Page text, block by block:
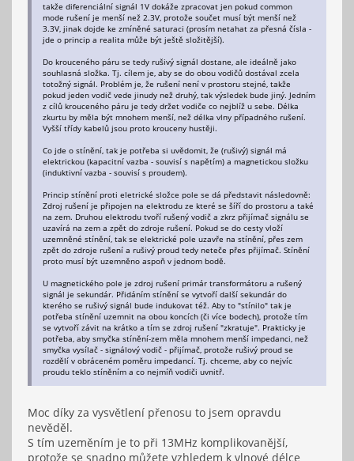
takže diferenciální signál 1V dokáže zpracovat jen pokud common
mode rušení je menší než 2.3V, protože součet musí být menší než
3.3V, jinak dojde ke zmíněné saturaci (prosím netahat za přesná čísla -
jde o princip a realita může být ještě složitější).
Do krouceného páru se tedy rušivý signál dostane, ale ideálně jako
souhlasná složka. Tj. cílem je, aby se do obou vodičů dostával zcela
totožný signál. Problém je, že rušení není v prostoru stejné, takže
pokud jeden vodič vede jinudy než druhý, tak výsledek bude jiný. Jedním
z cílů krouceného páru je tedy držet vodiče co nejblíž u sebe. Délka
zkurtu by měla být mnohem menší, než délka vlny případného rušení.
Vyšší třídy kabelů jsou proto krouceny hustěji.
Co jde o stínění, tak je potřeba si uvědomit, že (rušivý) signál má
elektrickou (kapacitní vazba - souvisí s napětím) a magnetickou složku
(induktivní vazba - souvisí s proudem).
Princip stínění proti eletrické složce pole se dá představit následovně:
Zdroj rušení je připojen na elektrodu ze které se šíří do prostoru a také
na zem. Druhou elektrodu tvoří rušený vodič a zkrz přijímač signálu se
uzavírá na zem a zpět do zdroje rušení. Pokud se do cesty vloží
uzemněné stínění, tak se elektrické pole uzavře na stínění, přes zem
zpět do zdroje rušení a rušivý proud tedy neteče přes přijímač. Stínění
proto musí být uzemněno aspoň v jednom bodě.
U magnetického pole je zdroj rušení primár transformátoru a rušený
signál je sekundár. Přidáním stínění se vytvoří další sekundár do
kterého se rušivý signál bude indukovat též. Aby to "stínilo" tak je
potřeba stínění uzemnit na obou koncích (či více bodech), protože tím
se vytvoří závit na krátko a tím se zdroj rušení "zkratuje". Prakticky je
potřeba, aby smyčka stínění-zem měla mnohem menší impedanci, než
smyčka vysílač - signálový vodič - přijímač, protože rušivý proud se
rozdělí v obráceném poměru impedancí. Tj. chceme, aby co nejvíc
proudu teklo stíněním a co nejmíň vodiči uvnitř.
Moc díky za vysvětlení přenosu to jsem opravdu
nevěděl.
S tím uzeměním je to při 13MHz komplikovanější,
protože se snadno můžete vzhledem k vlnové délce